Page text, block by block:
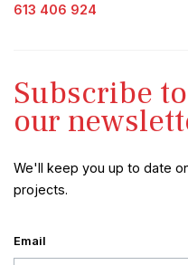
613 406 924
Subscribe to
our
We'll keep you up to date
projects.
Email